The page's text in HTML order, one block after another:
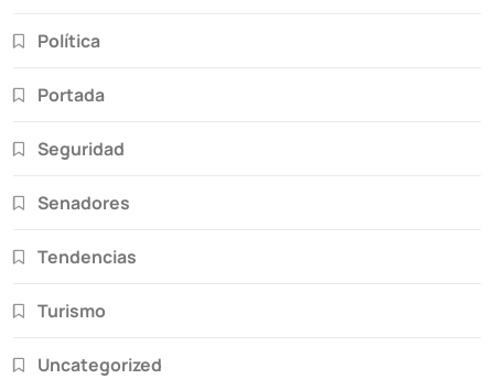
Política
Portada
Seguridad
Senadores
Tendencias
Turismo
Uncategorized